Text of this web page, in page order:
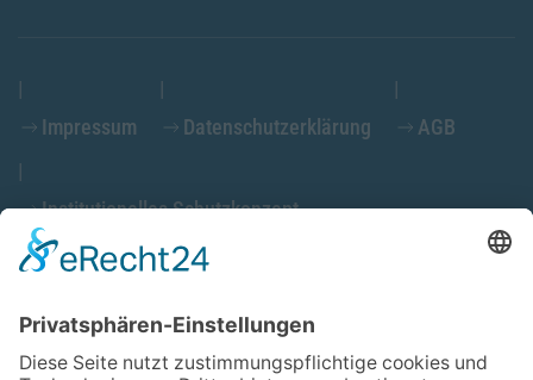
Impressum Datenschutzerklärung AGB
Institutionelles Schutzkonzept